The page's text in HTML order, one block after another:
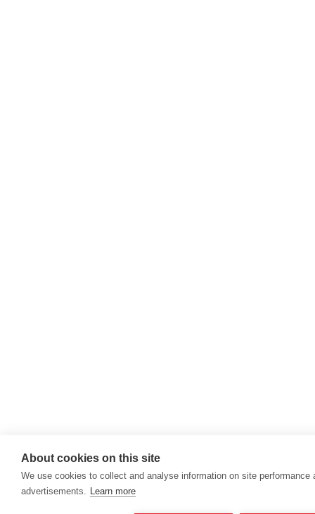
About cookies on this site
We use cookies to collect and analyse information on site
advertisements. Learn more